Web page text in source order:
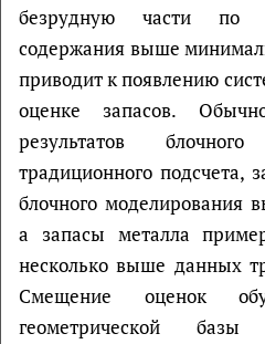
безрудную части по
содержания выше
приводит к появлению
оценке запасов.
результатов
традиционного
блочного моделирования
а запасы металла
несколько выше данных
Смещение оценок
геометрической